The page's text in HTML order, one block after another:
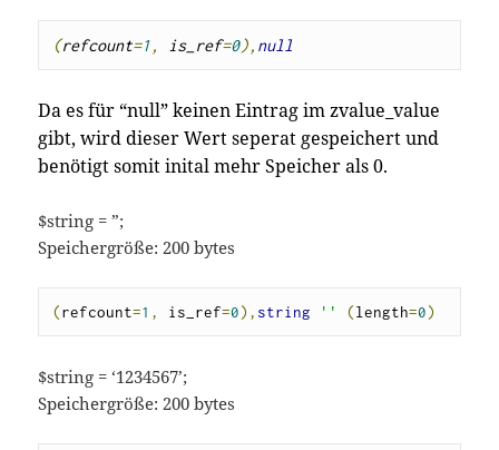
(refcount=1, is_ref=0), null
Da es für “null” keinen Eintrag im zvalue_value
gibt, wird dieser Wert seperat gespeichert und
benötigt somit inital mehr Speicher als 0.
$string = ”;
Speichergröße: 200 bytes
(refcount=1 , is_ref=0), string '' (length=0)
$string = ‘1234567’;
Speichergröße: 200 bytes